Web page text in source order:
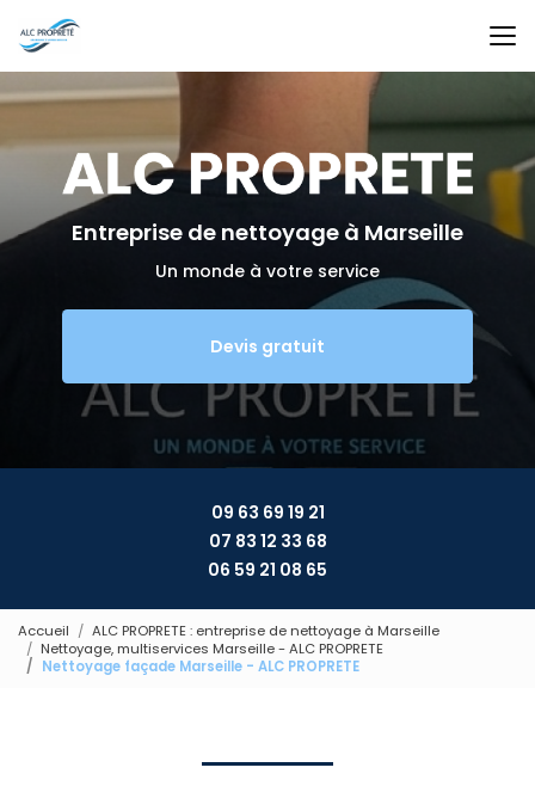
au
contenu
principal
Entreprise de nettoyage à Marseille
Un monde à votre service
Devis gratuit
09 63 69 19 21
07 83 12 33 68
06 59 21 08 65
Accueil
ALC PROPRETE : entreprise de nettoyage à Marseille
Nettoyage, multiservices Marseille - ALC PROPRETE
Nettoyage façade Marseille - ALC PROPRETE